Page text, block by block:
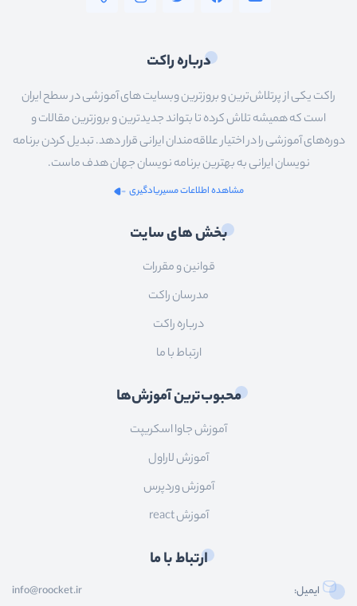
درباره راکت
راکت یکی از پرتلاش‌ترین و بروزترین وبسایت های آموزشی در سطح ایران
است که همیشه تلاش کرده تا بتواند جدیدترین و بروزترین مقالات و
دوره‌های آموزشی را در اختیار علاقه‌مندان ایرانی قرار دهد. تبدیل کردن برنامه
نویسان ایرانی به بهترین برنامه نویسان جهان هدف ماست.
مشاهده اطلاعات مسیریادگیری
بخش های سایت
قوانین و مقررات
مدرسان راکت
درباره راکت
ارتباط با ما
محبوب‌ترین آموزش‌ها
آموزش جاوا اسکریپت
آموزش لاراول
آموزش وردپرس
آموزش react
ارتباط با ما
ایمیل: info@roocket.ir